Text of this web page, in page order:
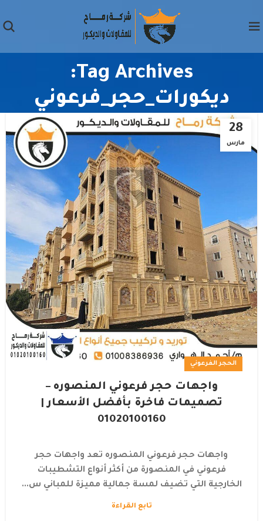
Tag Archives:
ديكورات_حجر_فرعوني
28
مارس
الحجر الفرعوني
واجهات حجر فرعوني المنصوره –
تصميمات فاخرة بأفضل الأسعار |
01020100160
واجهات حجر فرعوني المنصوره تعد واجهات حجر
فرعوني في المنصورة من أكثر أنواع التشطيبات
الخارجية التي تضيف لمسة جمالية مميزة للمباني س...
تابع القراءة